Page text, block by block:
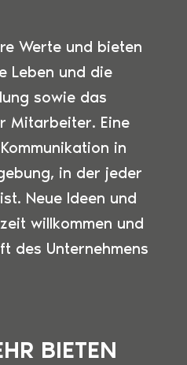
Werte und bieten
Leben und die
sowie das
Mitarbeiter. Eine
in
in der jeder
Neue Ideen und
willkommen und
des Unternehmens
BIETEN